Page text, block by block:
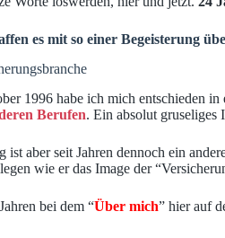
es mit so einer Begeisterung
1996 habe ich mich entschieden
Berufen. Ein absolut gruseliges
ist aber seit Jahren dennoch ein
wie er das Image der
bei dem “Über mich” hier auf